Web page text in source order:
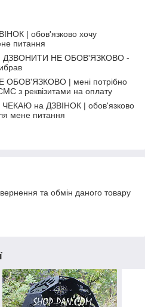
| обов'язково хочу
питання
- ДЗВОНИТИ НЕ ОБОВ'ЯЗКОВО -
ОБОВ'ЯЗКОВО | мені потрібно
з реквізитами на оплату
| ЧЕКАЮ на ДЗВІНОК | обов'язково
мене питання
та обмін даного товару